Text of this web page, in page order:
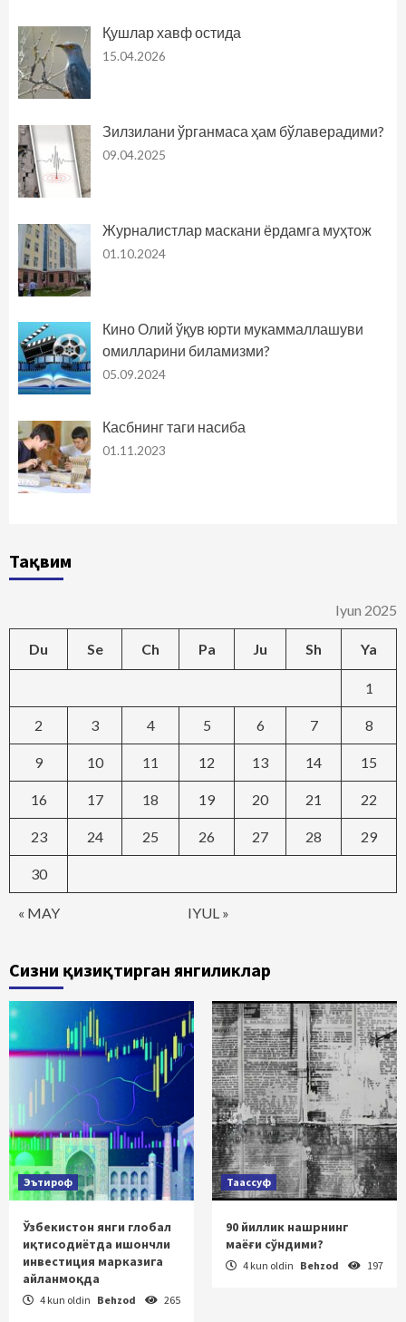
Қушлар хавф остида
15.04.2026
Зилзилани ўрганмаса ҳам бўлаверадими?
09.04.2025
Журналистлар маскани ёрдамга муҳтож
01.10.2024
Кино Олий ўқув юрти мукаммаллашуви
омилларини биламизми?
05.09.2024
Касбнинг таги насиба
01.11.2023
Тақвим
Iyun 2025
Du Se Ch Pa Ju Sh Ya
« MAY IYUL »
1
2 3 4 5 6 7 8
9 10 11 12 13 14 15
16 17 18 19 20 21 22
23 24 25 26 27 28 29
30
Сизни қизиқтирган янгиликлар
Эътироф
Ўзбекистон янги глобал
иқтисодиётда ишончли
инвестиция марказига
айланмоқда
4 kun oldin Behzod 265
Таассуф
90 йиллик нашрнинг
маёғи сўндими?
4 kun oldin Behzod 197